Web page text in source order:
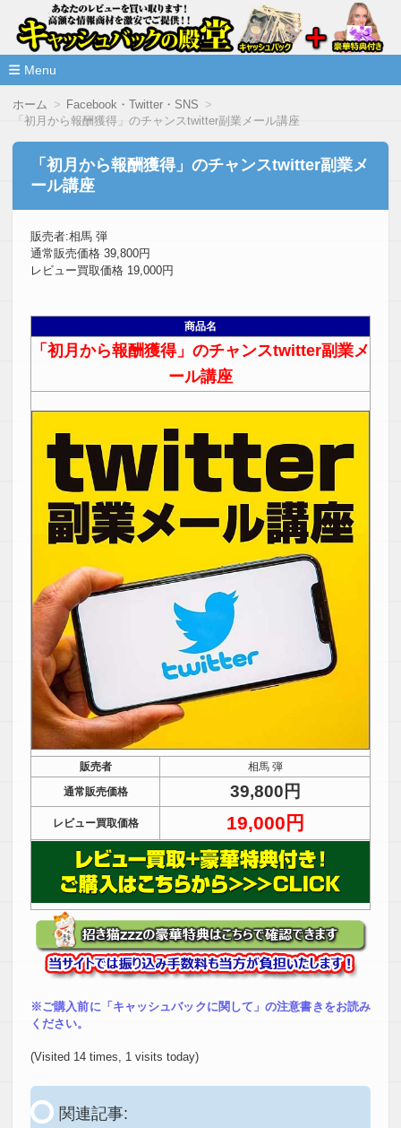
情報商材激安サイト・キャッシ
ュバックの殿堂
高額な情報商材をレビューを買い取ることで激安で購入できま
Menu
ホーム
Facebook・Twitter・SNS
「初月から報酬獲得」のチャンスtwitter副業メール講座
「初月から報酬獲得」のチャンスtwitter副業メ
ール講座
販売者:相馬 弾
通常販売価格 39,800円
レビュー買取価格 19,000円
商品名
「初月から報酬獲得」のチャンスtwitter副業メ
ール講座
販売者
相馬 弾
通常販売価格
39,800円
レビュー買取価格 19,000円
※ご購入前に「キャッシュバックに関して」の注意書きをお読み
ください。
(Visited 14 times, 1 visits today)
関連記事: